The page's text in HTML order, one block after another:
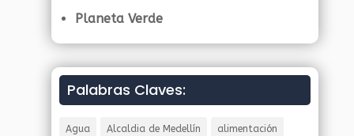
Planeta Verde
Palabras Claves:
Agua Alcaldia de Medellín alimentación